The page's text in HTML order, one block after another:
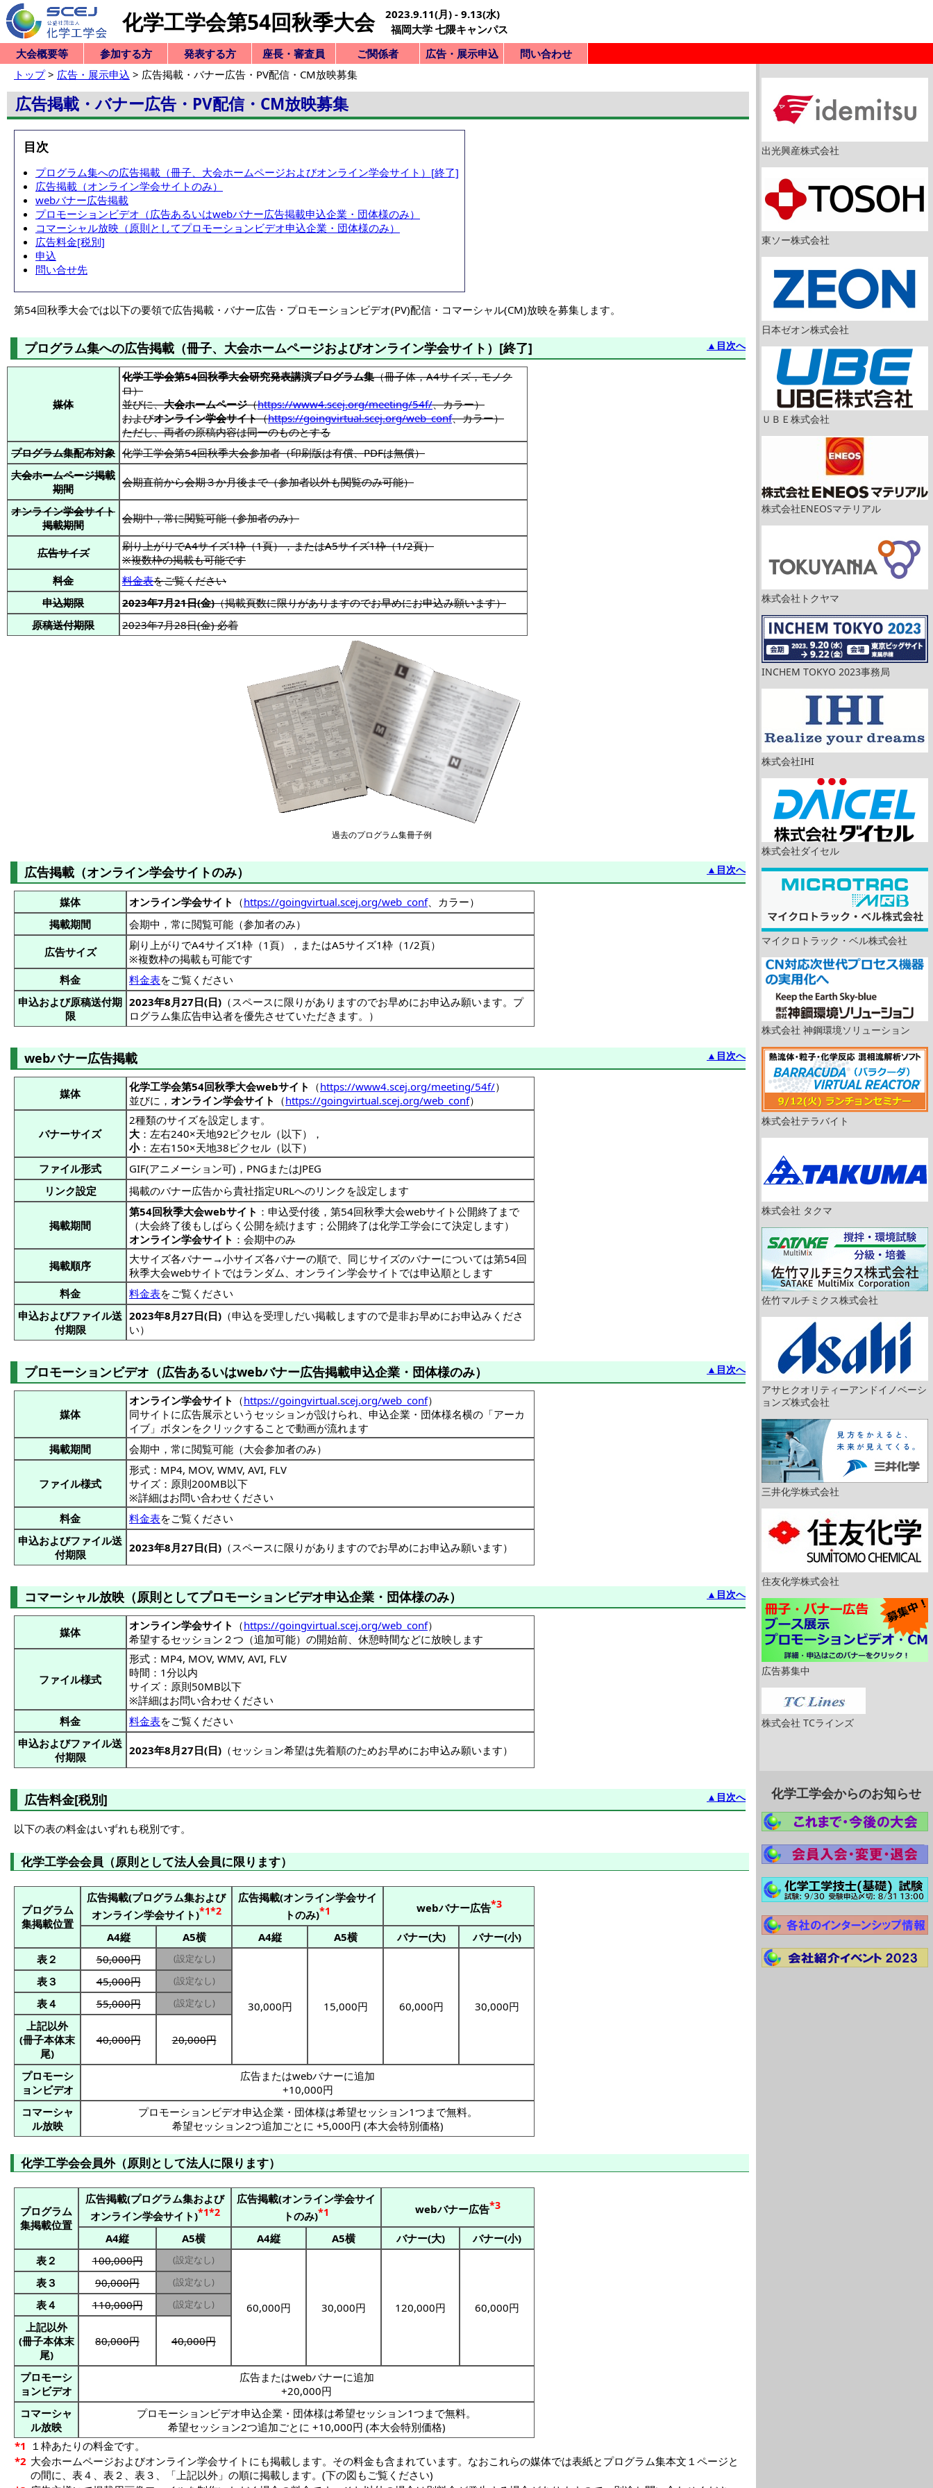
化学工学会第54回秋季大会
2023.9.11(月) - 9.13(水)
福岡大学 七隈キャンパス
大会概要等
ご案内一覧
トップページ
サイトマップ
概要・日程等
式典・企画紹介
式典のご案内
ランチョンセミナー
託児サービス
参加する方
ご案内一覧
参加登録
現地参加の方 項目一覧
アクセス・マップ
懇親会
オンライン参加の方 項目一覧
オンライン学会会場GOI
NG VIRTUAL
マニュアル
式典・企画紹介 項目一覧
式典のご案内
ビジョンシンポジウム
特別シンポジウム
本部・支部企画
部会横断型シンポジウム
部会シンポジウム
プログラム
会合・展示・他 項目一覧
懇親会
委員会・会合一覧
展示一覧
ランチョンセミナー
託児サービス
発表する方
ご案内一覧
講演申込関係 項目一覧
本大会の特別な注意事項
講演申込全般について
講演申込の注意事項
講演分類番号一覧
講演申込フォーム
講演申込フォーム記入例
講演申込内容の訂正
受理済み講演申込一覧
講演申込内容の確認
講演申込の取消
パスワードの確認
講演申込に関する問合せ
講演要旨関係 項目一覧
講演要旨原稿の書式
要旨公開日・知財
講演要旨提出要領
講演要旨提出フォーム
提出した要旨の確認
講演要旨に関する問合せ
パスワードの確認
ポスター関係 項目一覧
ポスター作成・提出要領
ポスター提出フォーム
提出したポスターの確認
パスワードの確認
ポスターに関する問合せ
発表要領等 項目一覧
発表要領
表彰等予定
プログラム
参加登録
座長・審査員
ご案内一覧
プログラム
参加登録
ご関係者
ご案内一覧
オーガナイザー
諸委員会・会合申込
広告・展示申込
問い合わせ
トップ> 広告・展示申込 > 広告掲載・バナー広告・PV配信・CM放映募集
広告掲載・バナー広告・PV配信・CM放映募集
目次
プログラム集への広告掲載（冊子、大会ホームページおよびオンライン学会サイト）[終了]
広告掲載（オンライン学会サイトのみ）
webバナー広告掲載
プロモーションビデオ（広告あるいはwebバナー広告掲載申込企業・団体様のみ）
コマーシャル放映（原則としてプロモーションビデオ申込企業・団体様のみ）
広告料金[税別]
申込
問い合せ先
第54回秋季大会では以下の要領で広告掲載・バナー広告・プロモーションビデオ(PV)配信・コマーシャル(CM)放映を募集します。
プログラム集への広告掲載（冊子、大会ホームページおよびオンライン学会サイト）[終了] ▲目次へ
媒体
化学工学会第54回秋季大会研究発表講演プログラム集（冊子体，A4サイズ，モノク
ロ）
並びに、大会ホームページ（https://www4.scej.org/meeting/54f/、カラー）
およびオンライン学会サイト（https://goingvirtual.scej.org/web_conf、カラー）
ただし、両者の原稿内容は同一のものとする
プログラム集配布対象 化学工学会第54回秋季大会参加者（印刷版は有償、PDFは無償）
大会ホームページ掲載
期間
会期直前から会期３か月後まで（参加者以外も閲覧のみ可能）
オンライン学会サイト
掲載期間
会期中，常に閲覧可能（参加者のみ）
広告サイズ
刷り上がりでA4サイズ1枠（1頁），またはA5サイズ1枠（1/2頁）
※複数枠の掲載も可能です
料金
料金表をご覧ください
申込期限
2023年7月21日(金)（掲載頁数に限りがありますのでお早めにお申込み願います）
原稿送付期限
2023年7月28日(金) 必着
過去のプログラム集冊子例
広告掲載（オンライン学会サイトのみ） ▲目次へ
媒体 オンライン学会サイト （https://goingvirtual.scej.org/web_conf、カラー）
掲載期間
会期中，常に閲覧可能（参加者のみ）
広告サイズ
刷り上がりでA4サイズ1枠（1頁），またはA5サイズ1枠（1/2頁）
※複数枠の掲載も可能です
料金
料金表をご覧ください
申込および原稿送付期
限
2023年8月27日(日) （スペースに限りがありますのでお早めにお申込み願います。プ
ログラム集広告申込者を優先させていただきます。）
webバナー広告掲載 ▲目次へ
媒体 化学工学会第54回秋季大会webサイト （https://www4.scej.org/meeting/54f/）
並びに， オンライン学会サイト （https://goingvirtual.scej.org/web_conf）
バナーサイズ
2種類のサイズを設定します。
大 ：左右240×天地92ピクセル（以下），
小：左右150×天地38ピクセル（以下）
ファイル形式
GIF(アニメーション可)，PNGまたはJPEG
リンク設定
掲載のバナー広告から貴社指定URLへのリンクを設定します
掲載期間
第54回秋季大会webサイト ：申込受付後，第54回秋季大会webサイト公開終了まで
（大会終了後もしばらく公開を続けます；公開終了は化学工学会にて決定します）
オンライン学会サイト ：会期中のみ
掲載順序
大サイズ各バナー→小サイズ各バナーの順で、同じサイズのバナーについては第54回
秋季大会webサイトではランダム、オンライン学会サイトでは申込順とします
料金
料金表をご覧ください
申込およびファイル送
付期限
2023年8月27日(日) （申込を受理しだい掲載しますので是非お早めにお申込みくださ
い）
プロモーションビデオ（広告あるいはwebバナー広告掲載申込企業・団体様のみ） ▲目次へ
媒体
オンライン学会サイト （https://goingvirtual.scej.org/web_conf）
同サイトに広告展示というセッションが設けられ、申込企業・団体様名横の「アーカ
イブ」ボタンをクリックすることで動画が流れます
掲載期間
会期中，常に閲覧可能（大会参加者のみ）
ファイル様式
形式：MP4, MOV, WMV, AVI, FLV
サイズ：原則200MB以下
※詳細はお問い合わせください
料金
料金表をご覧ください
申込およびファイル送
付期限
2023年8月27日(日) （スペースに限りがありますのでお早めにお申込み願います）
コマーシャル放映（原則としてプロモーションビデオ申込企業・団体様のみ） ▲目次へ
媒体 オンライン学会サイト （https://goingvirtual.scej.org/web_conf）
希望するセッション２つ（追加可能）の開始前、休憩時間などに放映します
ファイル様式
形式：MP4, MOV, WMV, AVI, FLV
時間：1分以内
サイズ：原則50MB以下
※詳細はお問い合わせください
料金
料金表をご覧ください
申込およびファイル送
付期限
2023年8月27日(日) （セッション希望は先着順のためお早めにお申込み願います）
広告料金[税別] ▲目次へ
以下の表の料金はいずれも税別です。
化学工学会会員（原則として法人会員に限ります）
プログラム
集掲載位置
広告掲載(プログラム集および
オンライン学会サイト)*1*2
広告掲載(オンライン学会サイ
トのみ)*1 webバナー広告*3
A4縦 A5横 A4縦 A5横 バナー(大)
バナー(小)
表２
50,000円 (設定なし)
30,000円 15,000円 60,000円 30,000円
表３ 45,000円 (設定なし)
表４ 55,000円 (設定なし)
上記以外
(冊子本体末
尾)
40,000円 20,000円
プロモーシ
ョンビデオ
広告またはwebバナーに追加
+10,000円
コマーシャ
ル放映
プロモーションビデオ申込企業・団体様は希望セッション1つまで無料。
希望セッション2つ追加ごとに +5,000円 (本大会特別価格)
化学工学会会員外（原則として法人に限ります）
プログラム
集掲載位置
広告掲載(プログラム集および
オンライン学会サイト)*1*2
広告掲載(オンライン学会サイ
トのみ)*1 webバナー広告*3
A4縦 A5横 A4縦 A5横 バナー(大)
バナー(小)
表２
100,000円 (設定なし)
60,000円 30,000円 120,000円 60,000円
表３ 90,000円 (設定なし)
表４ 110,000円 (設定なし)
上記以外
(冊子本体末
尾)
80,000円 40,000円
プロモーシ
ョンビデオ
広告またはwebバナーに追加
+20,000円
コマーシャ
ル放映
プロモーションビデオ申込企業・団体様は希望セッション1つまで無料。
希望セッション2つ追加ごとに +10,000円 (本大会特別価格)
*1 １枠あたりの料金です。
*2 大会ホームページおよびオンライン学会サイトにも掲載します。その料金も含まれています。なおこれらの媒体では表紙とプログラム集本文１ページと
の間に、表４、表２、表３、「上記以外」の順に掲載します。(下の図もご覧ください)
出光興産株式会社
東ソー株式会社
日本ゼオン株式会社
ＵＢＥ株式会社
株式会社ENEOSマテリアル
株式会社トクヤマ
INCHEM TOKYO 2023事務局
株式会社IHI
株式会社ダイセル
マイクロトラック・ベル株式会社
株式会社 神鋼環境ソリューション
株式会社テラバイト
株式会社 タクマ
佐竹マルチミクス株式会社
アサヒクオリティーアンドイノベーシ
ョンズ株式会社
三井化学株式会社
住友化学株式会社
広告募集中
株式会社 TCラインズ
化学工学会からのお知らせ